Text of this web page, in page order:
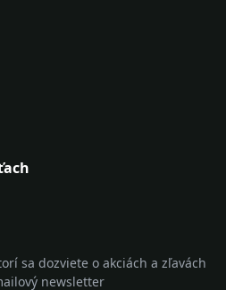
sa dozviete o akciách a zľavách
newsletter